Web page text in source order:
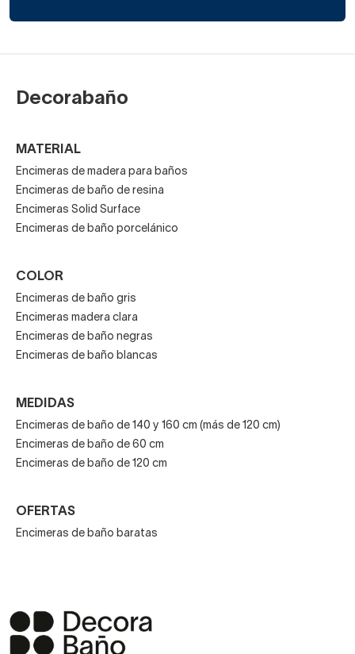
Decorabaño
MATERIAL
Encimeras de madera para baños
Encimeras de baño de resina
Encimeras Solid Surface
Encimeras de baño porcelánico
COLOR
Encimeras de baño gris
Encimeras madera clara
Encimeras de baño negras
Encimeras de baño blancas
MEDIDAS
Encimeras de baño de 140 y 160 cm (más de 120 cm)
Encimeras de baño de 60 cm
Encimeras de baño de 120 cm
OFERTAS
Encimeras de baño baratas